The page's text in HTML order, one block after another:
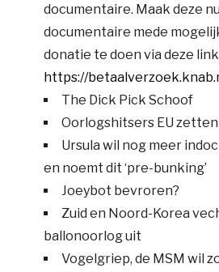
documentaire. Maak deze
documentaire mede
donatie te doen via deze
https://
The Dick Pick Schoof
Oorlogshitsers EU
Ursula wil nog meer
en noemt dit ‘pre-bunking’
Joeybot bevroren?
Zuid en Noord-Korea
ballonoorlog uit
Vogelgriep, de MSM wil